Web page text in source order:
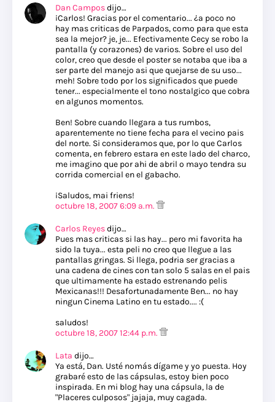
Dan Camposdijo…
¡Carlos! Gracias por el comentario... ¿a poco no
hay mas criticas de Parpados, como para que esta
sea la mejor? je, je... Efectivamente Cecy se robo la
pantalla (y corazones) de varios. Sobre el uso del
color, creo que desde el poster se notaba que iba a
ser parte del manejo asi que quejarse de su uso...
meh! Sobre todo por los significados que puede
tener... especialmente el tono nostalgico que cobra
en algunos momentos.
Ben! Sobre cuando llegara a tus rumbos,
aparentemente no tiene fecha para el vecino pais
del norte. Si consideramos que, por lo que Carlos
comenta, en febrero estara en este lado del charco,
me imagino que por ahi de abril o mayo tendra su
corrida comercial en el gabacho.
¡Saludos, mai friens!
octubre 18, 2007 6:09 a.m.
Carlos Reyesdijo…
Pues mas criticas si las hay... pero mi favorita ha
sido la tuya... esta peli no creo que llegue a las
pantallas gringas. Si llega, podria ser gracias a
una cadena de cines con tan solo 5 salas en el pais
que ultimamente ha estado estrenando pelis
Mexicanas!!! Desafortunadamente Ben... no hay
ningun Cinema Latino en tu estado.... :(
saludos!
octubre 18, 2007 12:44 p.m.
Lata dijo…
Ya está, Dan. Usté nomás dígame y yo puesta. Hoy
grabaré esto de las cápsulas, estoy bien poco
inspirada. En mi blog hay una cápsula, la de
"Placeres culposos" jajaja, muy cagada.